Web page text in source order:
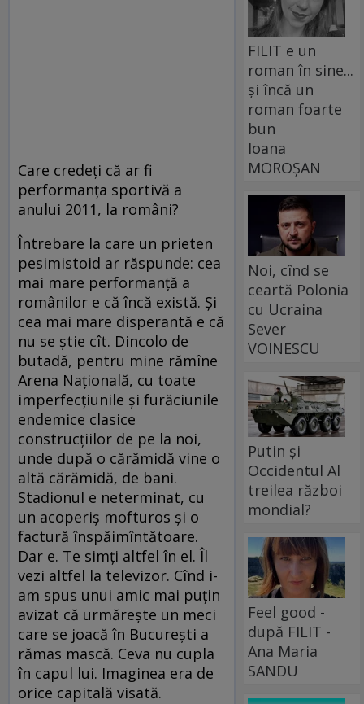
Care credeţi că ar fi
performanţa sportivă a
anului 2011, la români?
Întrebare la care un prieten
pesimistoid ar răspunde: cea
mai mare performanţă a
românilor e că încă există. Şi
cea mai mare disperantă e că
nu se ştie cît. Dincolo de
butadă, pentru mine rămîne
Arena Naţională, cu toate
imperfecţiunile şi furăciunile
endemice clasice
construcţiilor de pe la noi,
unde după o cărămidă vine o
altă cărămidă, de bani.
Stadionul e neterminat, cu
un acoperiş mofturos şi o
factură înspăimîntătoare.
Dar e. Te simţi altfel în el. Îl
vezi altfel la televizor. Cînd i-
am spus unui amic mai puţin
avizat că urmăreşte un meci
care se joacă în Bucureşti a
rămas mască. Ceva nu cupla
în capul lui. Imaginea era de
orice capitală visată.
FILIT e un
roman în sine...
și încă un
roman foarte
bun
Ioana
MOROȘAN
Noi, cînd se
ceartă Polonia
cu Ucraina
Sever
VOINESCU
Putin și
Occidentul Al
treilea război
mondial?
Feel good -
după FILIT -
Ana Maria
SANDU